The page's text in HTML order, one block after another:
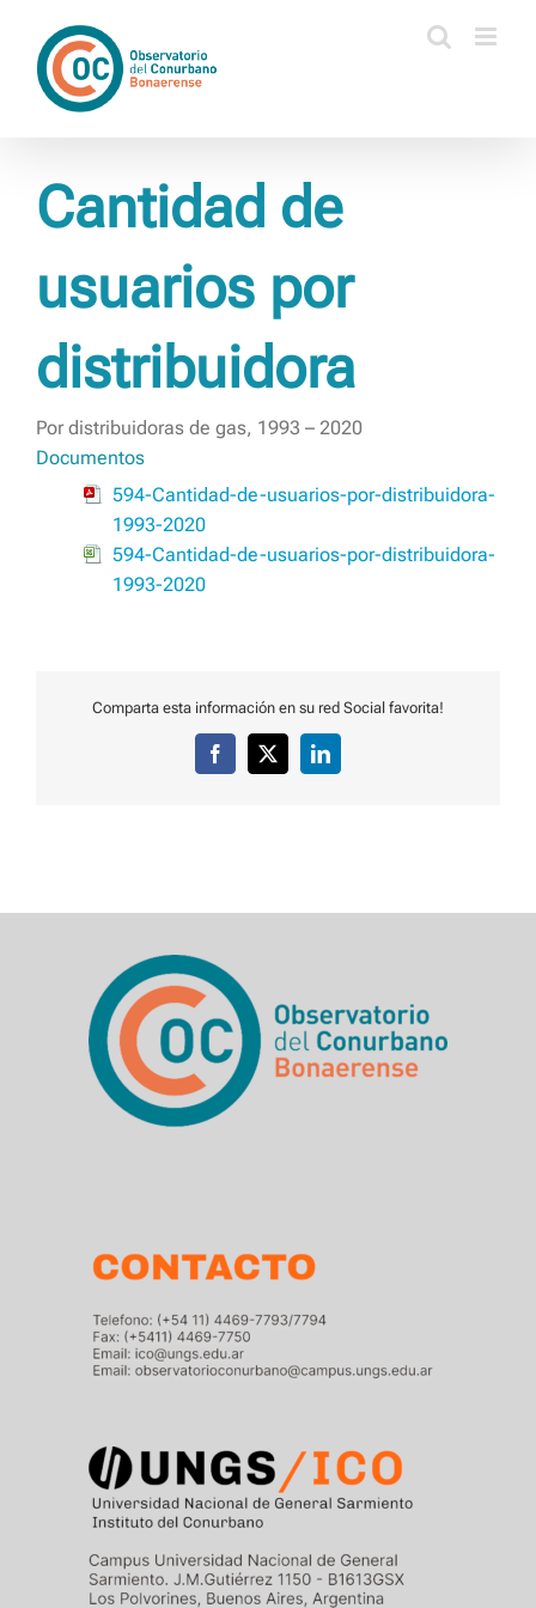
contenido
Cantidad de
usuarios por
distribuidora
Por distribuidoras de gas, 1993 – 2020
Documentos
594-Cantidad-de-usuarios-por-distribuidora-
1993-2020
594-Cantidad-de-usuarios-por-distribuidora-
1993-2020
Comparta esta información en su red Social favorita!
Facebook
X LinkedIn